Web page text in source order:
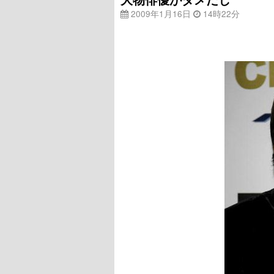
2009年1月16日 14時22分